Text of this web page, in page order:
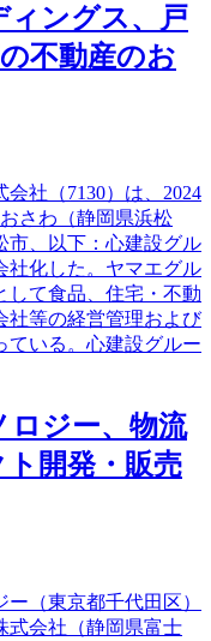
ィングス、戸
不動産のお
社（7130）は、2024
さわ（静岡県浜松
市、以下：心建設グル
社化した。ヤマエグル
して食品、住宅・不動
社等の経営管理および
ている。心建設グルー
ロジー、物流
開発・販売
（東京都千代田区）
式会社（静岡県富士